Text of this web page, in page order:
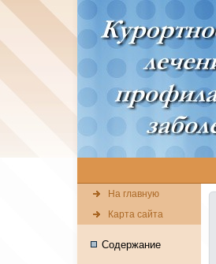
На главную
Карта сайта
Содержание